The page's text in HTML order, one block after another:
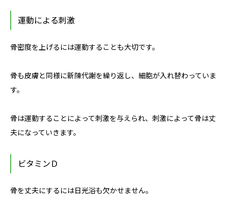
運動による刺激
骨密度を上げるには運動することも大切です。
骨も皮膚と同様に新陳代謝を繰り返し、細胞が入れ替わっていま
す。
骨は運動することによって刺激を与えられ、刺激によって骨は丈
夫になっていきます。
ビタミンＤ
骨を丈夫にするには日光浴も欠かせません。